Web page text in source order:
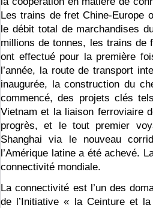
Les trains de fret Chine-Europe
le débit total de marchandises
millions de tonnes, les trains de
ont effectué pour la première
l’année, la route de transport
inaugurée, la construction du
commencé, des projets clés
Vietnam et la liaison ferroviaire
progrès, et le tout premier
Shanghai via le nouveau
l’Amérique latine a été achevé.
connectivité mondiale.
La connectivité est l’un des
de l’Initiative « la Ceinture et